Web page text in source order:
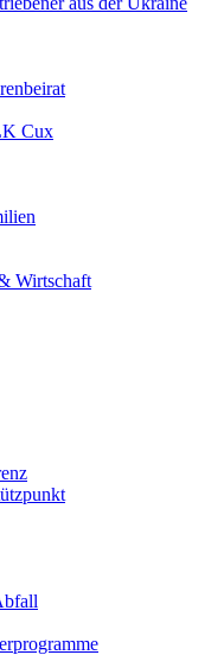
Cux
Wirtschaft